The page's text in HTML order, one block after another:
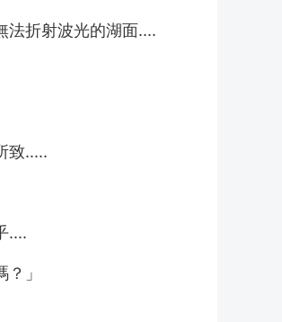
折射波光的湖面....
致.....
....
」